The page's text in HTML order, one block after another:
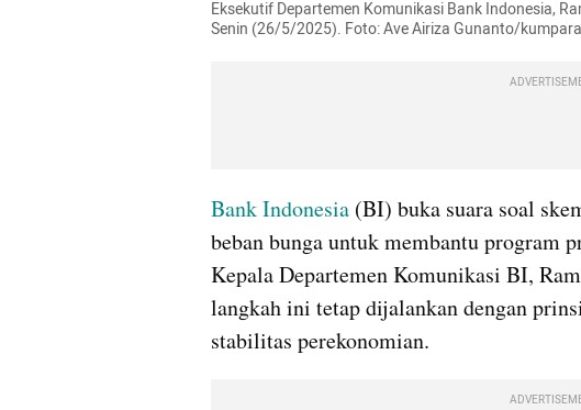
Eksekutif Departemen Komunikasi Bank Indonesia,
Senin (26/5/2025). Foto: Ave Airiza Gunanto/
Bank Indonesia (BI) buka suara soal
beban bunga untuk membantu program
Kepala Departemen Komunikasi BI,
langkah ini tetap dijalankan dengan
stabilitas perekonomian.